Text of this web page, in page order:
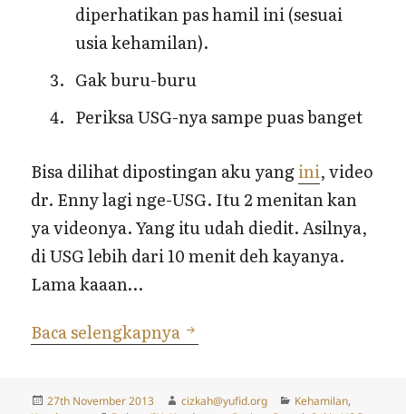
diperhatikan pas hamil ini (sesuai
usia kehamilan).
Gak buru-buru
Periksa USG-nya sampe puas banget
Bisa dilihat dipostingan aku yangini, video
dr. Enny lagi nge-USG. Itu 2 menitan kan
ya videonya. Yang itu udah diedit. Asilnya,
di USG lebih dari 10 menit deh kayanya.
Lama kaaan…
Baca selengkapnya Review: Dr. Enny,
Posted
27th November 2013 Author
cizkah@yufid.org Categories
Kehamilan,